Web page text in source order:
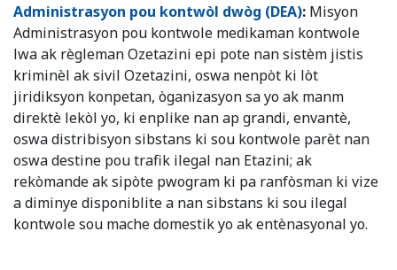
Administrasyon pou kontwòl dwòg (DEA): Misyon
Administrasyon pou kontwole medikaman kontwole
lwa ak règleman Ozetazini epi pote nan sistèm jistis
kriminèl ak sivil Ozetazini, oswa nenpòt ki lòt
jiridiksyon konpetan, òganizasyon sa yo ak manm
direktè lekòl yo, ki enplike nan ap grandi, envantè,
oswa distribisyon sibstans ki sou kontwole parèt nan
oswa destine pou trafik ilegal nan Etazini; ak
rekòmande ak sipòte pwogram ki pa ranfòsman ki vize
a diminye disponiblite a nan sibstans ki sou ilegal
kontwole sou mache domestik yo ak entènasyonal yo.